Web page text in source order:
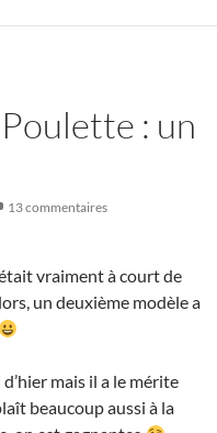
: un
13 commentaires
vraiment à court de
un deuxième modèle a
mais il a le mérite
beaucoup aussi à la